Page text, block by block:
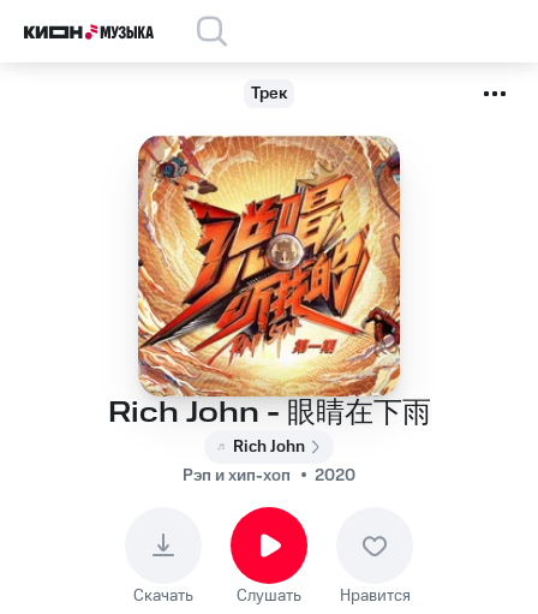
Трек
Rich John - 眼睛在下雨
Rich John
Рэп и хип-хоп
2020
Скачать Слушать Нравится